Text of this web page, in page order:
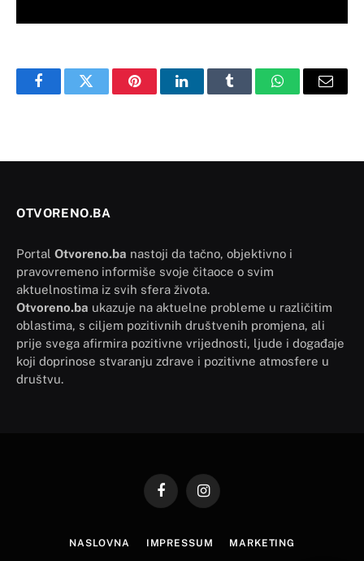
FacebookTwitter PinterestLinkedInTumblr WhatsAppEmail
OTVORENO.BA
Portal Otvoreno.ba nastoji da tačno, objektivno i
pravovremeno informiše svoje čitaoce o svim
aktuelnostima iz svih sfera života.
Otvoreno.ba ukazuje na aktuelne probleme u različitim
oblastima, s ciljem pozitivnih društvenih promjena, ali
prije svega afirmira pozitivne vrijednosti, ljude i događaje
koji doprinose stvaranju zdrave i pozitivne atmosfere u
društvu.
FacebookInstagram
NASLOVNA IMPRESSUM MARKETING